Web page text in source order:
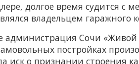
долгое время судится с
владельцем гаражного
администрация Сочи
постройках
иск о признании строения